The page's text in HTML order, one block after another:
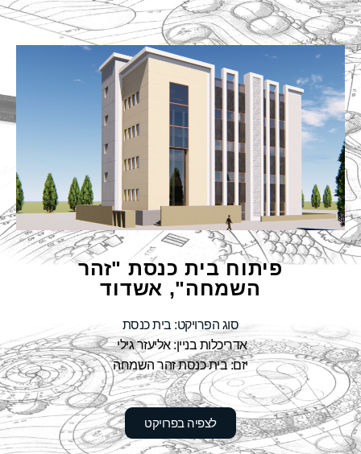
פיתוח בית כנסת "זהר
השמחה", אשדוד
סוג הפרויקט: בית כנסת
אדריכלות בניין: אליעזר גילי
יזם: בית כנסת זהר השמחה
לצפיה בפרויקט